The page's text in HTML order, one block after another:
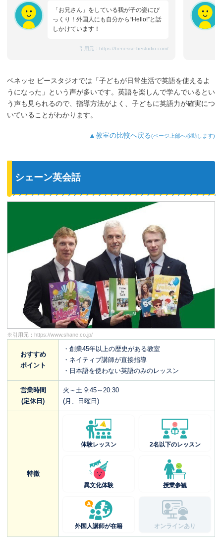
「お兄さん」をしている我が子の姿にび
っくり！外国人にも自分から“Hello!”と話
しかけています！
引用元： https://benesse-bestudio.com/
ベネッセ ビースタジオでは「子どもが日常生活で英語を使えるよ
うになった」という声が多いです。英語を楽しんで学んでいるとい
う声も見られるので、指導方法がよく、子どもに英語力が確実につ
いていることがわかります。
▲教室の比較へ戻る(ページ上部へ移動します)
シェーン英会話
※引用元： https://www.shane.co.jp/
おすすめ
ポイント
・創業45年以上の歴史がある教室
・ネイティブ講師が直接指導
・日本語を使わない英語のみのレッスン
営業時間
(定休日)
火～土 9:45～20:30
(月、日曜日)
特徴
体験レッスン 2名以下のレッスン
異文化体験 授業参観
外国人講師が在籍 オンラインあり